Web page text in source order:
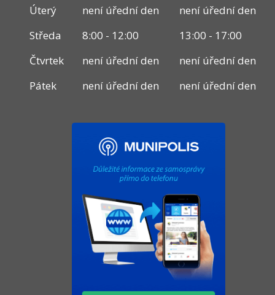
Úterý
není úřední den
není úřední den
Středa
8:00 - 12:00
13:00 - 17:00
Čtvrtek
není úřední den
není úřední den
Pátek
není úřední den není úřední den